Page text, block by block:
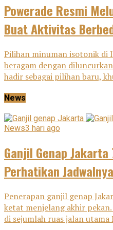
Powerade Resmi
Buat Aktivitas
Pilihan minuman isotonik di
beragam dengan
hadir sebagai pilihan baru,
News
News3 hari ago
Ganjil Genap
Perhatikan Jadwalnya
Penerapan ganjil genap
ketat menjelang akhir
di sejumlah ruas jalan utama